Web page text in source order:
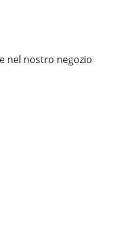
nel nostro negozio